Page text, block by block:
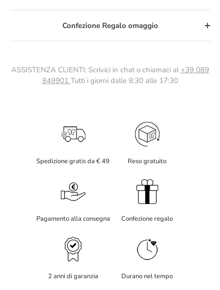
Confezione Regalo omaggio
ASSISTENZA CLIENTI: Scrivici in chat o chiamaci al +39 089
849901 Tutti i giorni dalle 8:30 alle 17:30
Spedizione gratis da € 49 Reso gratuito
Pagamento alla consegna Confezione regalo
2 anni di garanzia Durano nel tempo